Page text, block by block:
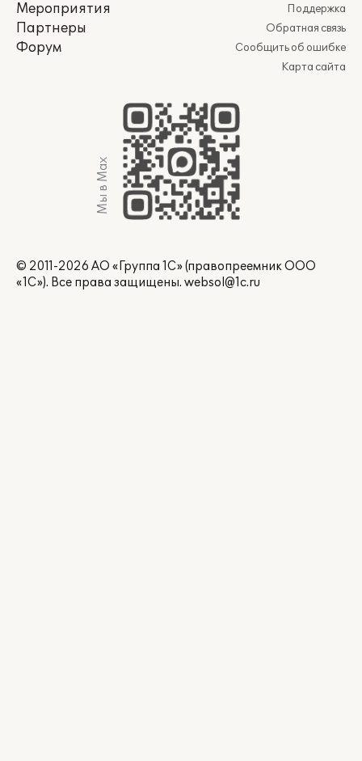
Мероприятия
Партнеры
Форум
Поддержка
Обратная связь
Сообщить об ошибке
Карта сайта
Мы в Max
© 2011-2026 АО «Группа 1С» (правопреемник ООО
«1С»). Все права защищены. websol@1c.ru